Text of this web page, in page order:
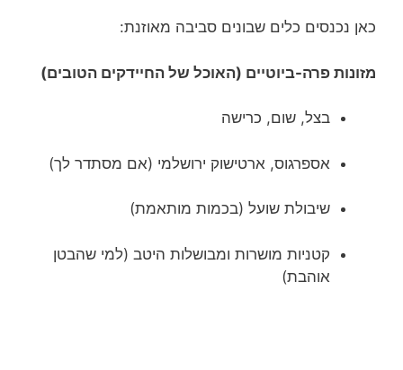
כאן נכנסים כלים שבונים סביבה מאוזנת:
מזונות פרה-ביוטיים (האוכל של החיידקים הטובים)
בצל, שום, כרישה
אספרגוס, ארטישוק ירושלמי (אם מסתדר לך)
שיבולת שועל (בכמות מותאמת)
קטניות מושרות ומבושלות היטב (למי שהבטן
אוהבת)